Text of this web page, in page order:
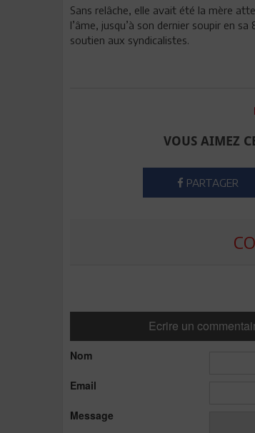
Sans relâche, elle avait été la mère
l’âme, jusqu’à son dernier soupir en
soutien aux syndicalistes.
VOUS AIMEZ
PARTAGER
Ecrire un
Nom
Email
Message